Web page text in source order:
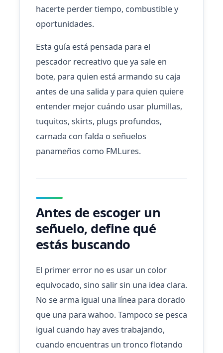
hacerte perder tiempo, combustible y
oportunidades.
Esta guía está pensada para el
pescador recreativo que ya sale en
bote, para quien está armando su caja
antes de una salida y para quien quiere
entender mejor cuándo usar plumillas,
tuquitos, skirts, plugs profundos,
carnada con falda o señuelos
panameños como FMLures.
Antes de escoger un
señuelo, define qué
estás buscando
El primer error no es usar un color
equivocado, sino salir sin una idea clara.
No se arma igual una línea para dorado
que una para wahoo. Tampoco se pesca
igual cuando hay aves trabajando,
cuando encuentras un tronco flotando